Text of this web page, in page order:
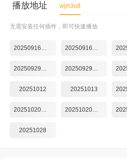
播放地址 wjm3u8
无需安装任何插件，即可快速播放
20250916第1期 20250916第2期
20250929第5期 20250929第6期
20251012 20251013
20251020第11期 20251020第12期
20251028